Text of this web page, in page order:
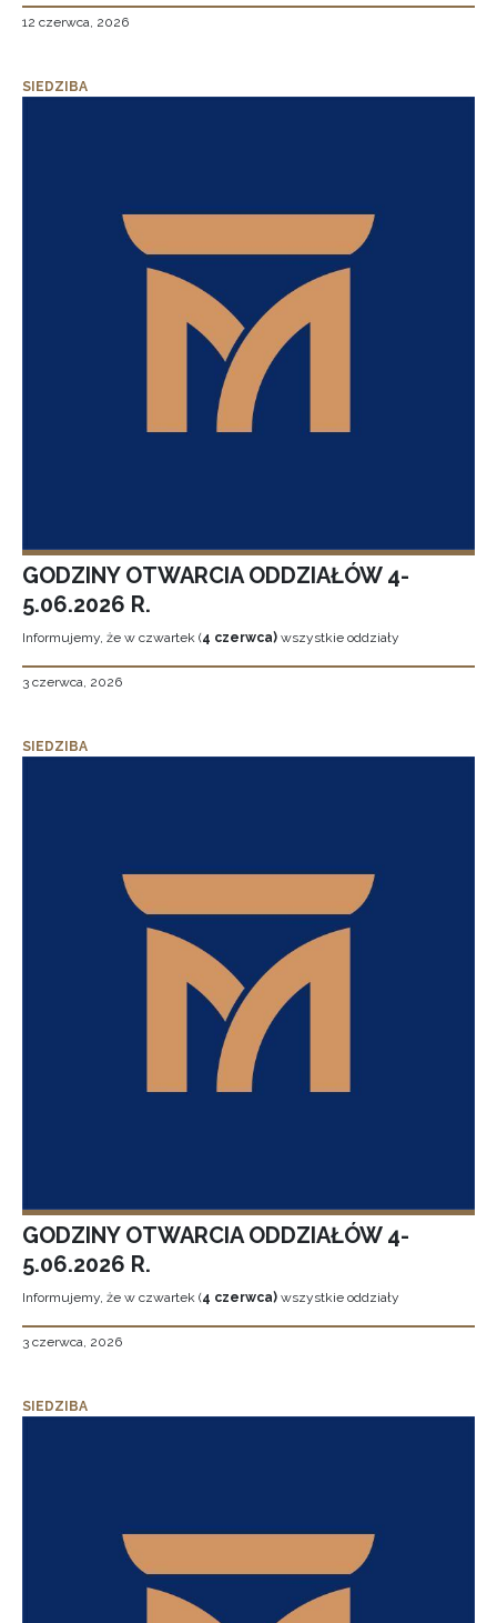
12 czerwca, 2026
SIEDZIBA
GODZINY OTWARCIA ODDZIAŁÓW 4-
5.06.2026 R.
Informujemy, że w czwartek (4 czerwca) wszystkie oddziały
3 czerwca, 2026
SIEDZIBA
GODZINY OTWARCIA ODDZIAŁÓW 4-
5.06.2026 R.
Informujemy, że w czwartek (4 czerwca) wszystkie oddziały
3 czerwca, 2026
SIEDZIBA